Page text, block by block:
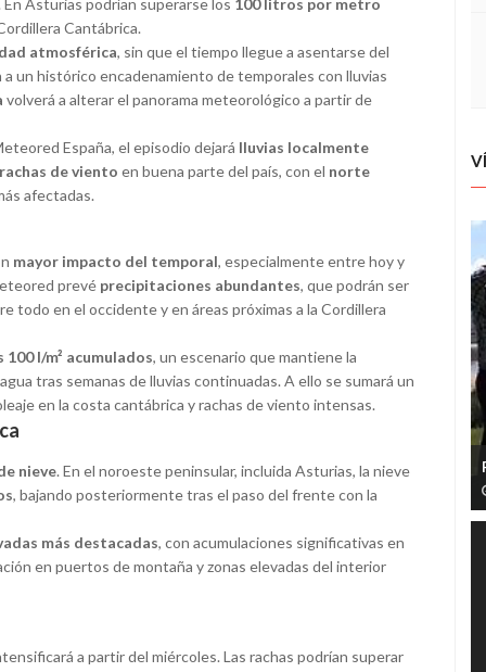
Asturias podrían superarse los 100 litros por metro
Cantábrica.
atmosférica, sin que el tiempo llegue a asentarse del
un histórico encadenamiento de temporales con lluvias
volverá a alterar el panorama meteorológico a partir de
España, el episodio dejará lluvias localmente
de viento en buena parte del país, con el norte
afectadas.
mayor impacto del temporal, especialmente entre hoy y
prevé precipitaciones abundantes, que podrán ser
todo en el occidente y en áreas próximas a la Cordillera
l/m² acumulados, un escenario que mantiene la
tras semanas de lluvias continuadas. A ello se sumará un
en la costa cantábrica y rachas de viento intensas.
nieve. En el noroeste peninsular, incluida Asturias, la nieve
, bajando posteriormente tras el paso del frente con la
más destacadas, con acumulaciones significativas en
en puertos de montaña y zonas elevadas del interior
a partir del miércoles. Las rachas podrían superar